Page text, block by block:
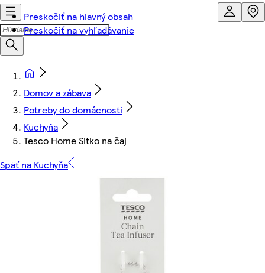
Preskočiť na hlavný obsah
Preskočiť na vyhľadávanie
Domov a zábava
Potreby do domácnosti
Kuchyňa
Tesco Home Sitko na čaj
Späť na Kuchyňa